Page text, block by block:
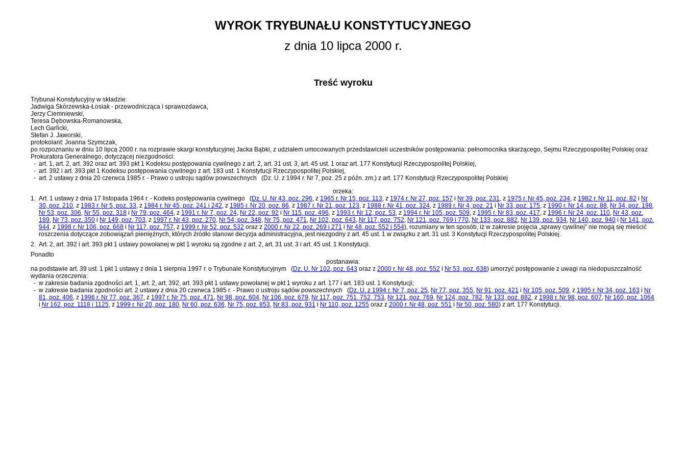
WYROK TRYBUNAŁU KONSTYTUCYJNEGO
z dnia 10 lipca 2000 r.
Treść wyroku
Trybunał Konstytucyjny w składzie:
Jadwiga Skórzewska-Łosiak - przewodnicząca i sprawozdawca,
Jerzy Ciemniewski,
Teresa Dębowska-Romanowska,
Lech Garlicki,
Stefan J. Jaworski,
protokolant: Joanna Szymczak,
po rozpoznaniu w dniu 10 lipca 2000 r. na rozprawie skargi konstytucyjnej Jacka Bąbki, z udziałem umocowanych przedstawicieli uczestników postępowania: pełnomocnika skarżącego, Sejmu Rzeczypospolitej Polskiej oraz
Prokuratora Generalnego, dotyczącej niezgodności:
- art. 1, art. 2, art. 392 oraz art. 393 pkt 1 Kodeksu postępowania cywilnego z art. 2, art. 31 ust. 3, art. 45 ust. 1 oraz art. 177 Konstytucji Rzeczypospolitej Polskiej,
- art. 392 i art. 393 pkt 1 Kodeksu postępowania cywilnego z art. 183 ust. 1 Konstytucji Rzeczypospolitej Polskiej,
- art. 2 ustawy z dnia 20 czerwca 1985 r. - Prawo o ustroju sądów powszechnych (Dz. U. z 1994 r. Nr 7, poz. 25 z późn. zm.) z art. 177 Konstytucji Rzeczypospolitej Polskiej
orzeka:
1. Art. 1 ustawy z dnia 17 listopada 1964 r. - Kodeks postępowania cywilnego (Dz. U. Nr 43, poz. 296, z 1965 r. Nr 15, poz. 113, z 1974 r. Nr 27, poz. 157 i Nr 39, poz. 231, z 1975 r. Nr 45, poz. 234, z 1982 r. Nr 11, poz. 82 i Nr
30, poz. 210, z 1983 r. Nr 5, poz. 33, z 1984 r. Nr 45, poz. 241 i 242, z 1985 r. Nr 20, poz. 86, z 1987 r. Nr 21, poz. 123, z 1988 r. Nr 41, poz. 324, z 1989 r. Nr 4, poz. 21 i Nr 33, poz. 175, z 1990 r. Nr 14, poz. 88, Nr 34, poz. 198,
Nr 53, poz. 306, Nr 55, poz. 318 i Nr 79, poz. 464, z 1991 r. Nr 7, poz. 24, Nr 22, poz. 92 i Nr 115, poz. 496, z 1993 r. Nr 12, poz. 53, z 1994 r. Nr 105, poz. 509, z 1995 r. Nr 83, poz. 417, z 1996 r. Nr 24, poz. 110, Nr 43, poz.
189, Nr 73, poz. 350 i Nr 149, poz. 703, z 1997 r. Nr 43, poz. 270, Nr 54, poz. 348, Nr 75, poz. 471, Nr 102, poz. 643, Nr 117, poz. 752, Nr 121, poz. 769 i 770, Nr 133, poz. 882, Nr 139, poz. 934, Nr 140, poz. 940 i Nr 141, poz.
944, z 1998 r. Nr 106, poz. 668 i Nr 117, poz. 757, z 1999 r. Nr 52, poz. 532 oraz z 2000 r. Nr 22, poz. 269 i 271 i Nr 48, poz. 552 i 554), rozumiany w ten sposób, iż w zakresie pojęcia „sprawy cywilnej” nie mogą się mieścić
roszczenia dotyczące zobowiązań pieniężnych, których źródło stanowi decyzja administracyjna, jest niezgodny z art. 45 ust. 1 w związku z art. 31 ust. 3 Konstytucji Rzeczypospolitej Polskiej.
2. Art. 2, art. 392 i art. 393 pkt 1 ustawy powołanej w pkt 1 wyroku są zgodne z art. 2, art. 31 ust. 3 i art. 45 ust. 1 Konstytucji.
Ponadto
postanawia:
na podstawie art. 39 ust. 1 pkt 1 ustawy z dnia 1 sierpnia 1997 r. o Trybunale Konstytucyjnym (Dz. U. Nr 102, poz. 643 oraz z 2000 r. Nr 48, poz. 552 i Nr 53, poz. 638) umorzyć postępowanie z uwagi na niedopuszczalność
wydania orzeczenia:
- w zakresie badania zgodności art. 1, art. 2, art. 392, art. 393 pkt 1 ustawy powołanej w pkt 1 wyroku z art. 177 i art. 183 ust. 1 Konstytucji;
- w zakresie badania zgodności art. 2 ustawy z dnia 20 czerwca 1985 r. - Prawo o ustroju sądów powszechnych (Dz. U. z 1994 r. Nr 7, poz. 25, Nr 77, poz. 355, Nr 91, poz. 421 i Nr 105, poz. 509, z 1995 r. Nr 34, poz. 163 i Nr
81, poz. 406, z 1996 r. Nr 77, poz. 367, z 1997 r. Nr 75, poz. 471, Nr 98, poz. 604, Nr 106, poz. 679, Nr 117, poz. 751, 752, 753, Nr 121, poz. 769, Nr 124, poz. 782, Nr 133, poz. 882, z 1998 r. Nr 98, poz. 607, Nr 160, poz. 1064
i Nr 162, poz. 1118 i 1125, z 1999 r. Nr 20, poz. 180, Nr 60, poz. 636, Nr 75, poz. 853, Nr 83, poz. 931 i Nr 110, poz. 1255 oraz z 2000 r. Nr 48, poz. 551 i Nr 50, poz. 580) z art. 177 Konstytucji.